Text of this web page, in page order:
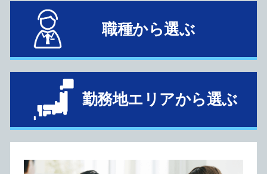
職種から選ぶ
勤務地エリアから選ぶ